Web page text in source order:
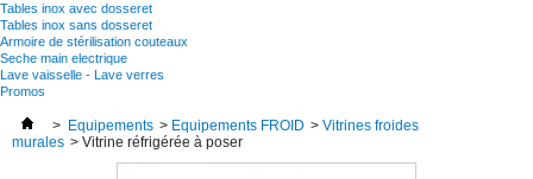
Tables inox avec dosseret
Tables inox sans dosseret
Armoire de stérilisation couteaux
Seche main electrique
Lave vaisselle - Lave verres
Promos
> Equipements > Equipements FROID > Vitrines froides
murales > Vitrine réfrigérée à poser